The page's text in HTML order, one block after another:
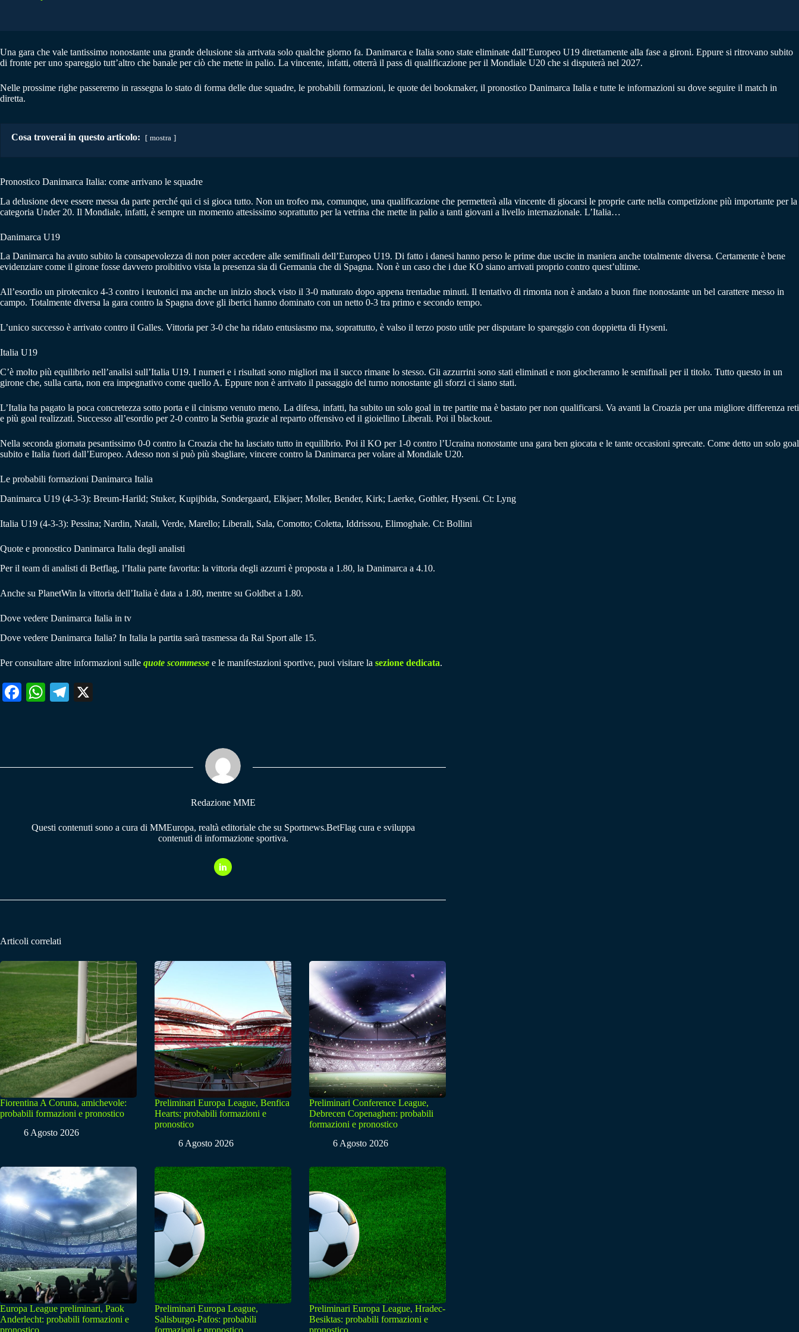
Una gara che vale tantissimo nonostante una grande delusione sia arrivata solo qualche giorno fa. Danimarca e Italia sono state eliminate dall’Europeo U19 direttamente alla fase a gironi. Eppure si ritrovano subito
di fronte per uno spareggio tutt’altro che banale per ciò che mette in palio. La vincente, infatti, otterrà il pass di qualificazione per il Mondiale U20 che si disputerà nel 2027.
Nelle prossime righe passeremo in rassegna lo stato di forma delle due squadre, le probabili formazioni, le quote dei bookmaker, il pronostico Danimarca Italia e tutte le informazioni su dove seguire il match in
diretta.
Cosa troverai in questo articolo: mostra
Pronostico Danimarca Italia: come arrivano le squadre
La delusione deve essere messa da parte perché qui ci si gioca tutto. Non un trofeo ma, comunque, una qualificazione che permetterà alla vincente di giocarsi le proprie carte nella competizione più importante per la
categoria Under 20. Il Mondiale, infatti, è sempre un momento attesissimo soprattutto per la vetrina che mette in palio a tanti giovani a livello internazionale. L’Italia…
Danimarca U19
La Danimarca ha avuto subito la consapevolezza di non poter accedere alle semifinali dell’Europeo U19. Di fatto i danesi hanno perso le prime due uscite in maniera anche totalmente diversa. Certamente è bene
evidenziare come il girone fosse davvero proibitivo vista la presenza sia di Germania che di Spagna. Non è un caso che i due KO siano arrivati proprio contro quest’ultime.
All’esordio un pirotecnico 4-3 contro i teutonici ma anche un inizio shock visto il 3-0 maturato dopo appena trentadue minuti. Il tentativo di rimonta non è andato a buon fine nonostante un bel carattere messo in
campo. Totalmente diversa la gara contro la Spagna dove gli iberici hanno dominato con un netto 0-3 tra primo e secondo tempo.
L’unico successo è arrivato contro il Galles. Vittoria per 3-0 che ha ridato entusiasmo ma, soprattutto, è valso il terzo posto utile per disputare lo spareggio con doppietta di Hyseni.
Italia U19
C’è molto più equilibrio nell’analisi sull’Italia U19. I numeri e i risultati sono migliori ma il succo rimane lo stesso. Gli azzurrini sono stati eliminati e non giocheranno le semifinali per il titolo. Tutto questo in un
girone che, sulla carta, non era impegnativo come quello A. Eppure non è arrivato il passaggio del turno nonostante gli sforzi ci siano stati.
L’Italia ha pagato la poca concretezza sotto porta e il cinismo venuto meno. La difesa, infatti, ha subito un solo goal in tre partite ma è bastato per non qualificarsi. Va avanti la Croazia per una migliore differenza reti
e più goal realizzati. Successo all’esordio per 2-0 contro la Serbia grazie al reparto offensivo ed il gioiellino Liberali. Poi il blackout.
Nella seconda giornata pesantissimo 0-0 contro la Croazia che ha lasciato tutto in equilibrio. Poi il KO per 1-0 contro l’Ucraina nonostante una gara ben giocata e le tante occasioni sprecate. Come detto un solo goal
subito e Italia fuori dall’Europeo. Adesso non si può più sbagliare, vincere contro la Danimarca per volare al Mondiale U20.
Le probabili formazioni Danimarca Italia
Danimarca U19 (4-3-3): Breum-Harild; Stuker, Kupijbida, Sondergaard, Elkjaer; Moller, Bender, Kirk; Laerke, Gothler, Hyseni. Ct: Lyng
Italia U19 (4-3-3): Pessina; Nardin, Natali, Verde, Marello; Liberali, Sala, Comotto; Coletta, Iddrissou, Elimoghale. Ct: Bollini
Quote e pronostico Danimarca Italia degli analisti
Per il team di analisti di Betflag, l’Italia parte favorita: la vittoria degli azzurri è proposta a 1.80, la Danimarca a 4.10.
Anche su PlanetWin la vittoria dell’Italia è data a 1.80, mentre su Goldbet a 1.80.
Dove vedere Danimarca Italia in tv
Dove vedere Danimarca Italia? In Italia la partita sarà trasmessa da Rai Sport alle 15.
Per consultare altre informazioni sulle quote scommesse e le manifestazioni sportive, puoi visitare la sezione dedicata.
Fa W
pp
Te
m
Redazione MME
Questi contenuti sono a cura di MMEuropa, realtà editoriale che su Sportnews.BetFlag cura e sviluppa
contenuti di informazione sportiva.
Articoli correlati
Fiorentina A Coruna, amichevole:
probabili formazioni e pronostico
6 Agosto 2026
Preliminari Europa League, Benfica
Hearts: probabili formazioni e
pronostico
6 Agosto 2026
Preliminari Conference League,
Debrecen Copenaghen: probabili
formazioni e pronostico
6 Agosto 2026
Europa League preliminari, Paok
Anderlecht: probabili formazioni e
Preliminari Europa League,
Salisburgo-Pafos: probabili
Preliminari Europa League, Hradec-
Besiktas: probabili formazioni e